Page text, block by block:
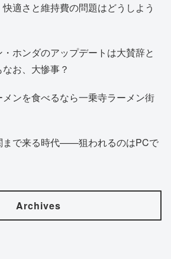
適さと維持費の問題はどうしよう
ホンダのアップデートは大賛辞と
お、大惨事？
ンを食べるなら一乗寺ラーメン街
まで来る時代——狙われるのはPCで
Archives